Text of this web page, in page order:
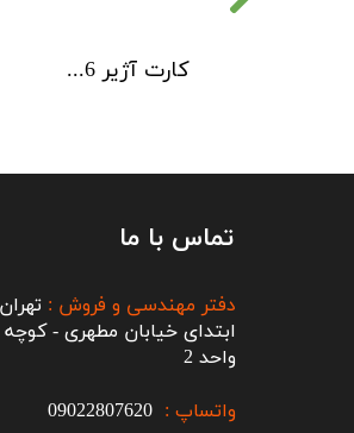
کارت آژیر 6 کاناله Kentec
تماس با ما
واتساپ :
دفتر مهندسی و فروش :
واحد 2